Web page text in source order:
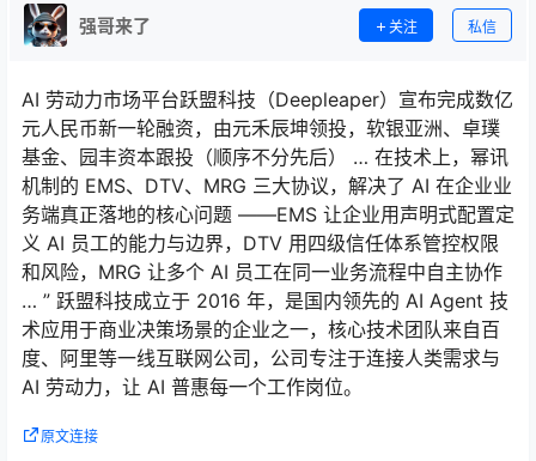
强哥来了 关注 私信
AI 劳动力市场平台跃盟科技（Deepleaper）宣布完成数亿
元人民币新一轮融资，由元禾辰坤领投，软银亚洲、卓璞
基金、园丰资本跟投（顺序不分先后） … 在技术上，幂讯
机制的 EMS、DTV、MRG 三大协议，解决了 AI 在企业业
务端真正落地的核心问题 ——EMS 让企业用声明式配置定
义 AI 员工的能力与边界，DTV 用四级信任体系管控权限
和风险，MRG 让多个 AI 员工在同一业务流程中自主协作
… ” 跃盟科技成立于 2016 年，是国内领先的 AI Agent 技
术应用于商业决策场景的企业之一，核心技术团队来自百
度、阿里等一线互联网公司，公司专注于连接人类需求与
AI 劳动力，让 AI 普惠每一个工作岗位。
原文连接